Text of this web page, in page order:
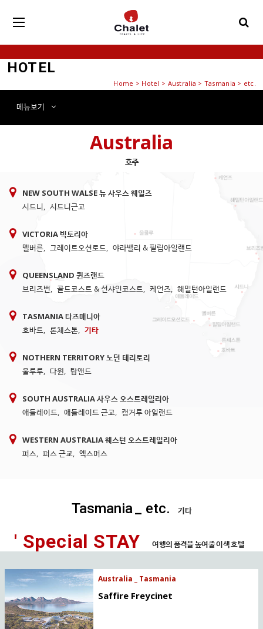
HOTEL
Home > Hotel > Australia > Tasmania > etc.
메뉴보기
호주
Australia
NEW SOUTH WALSE 뉴 사우스 웨일즈
시드니, 시드니근교
VICTORIA 빅토리아
멜버른, 그레이트오션로드, 야라밸리 & 필립아일랜드
QUEENSLAND 퀸즈랜드
브리즈번, 골드코스트 & 선샤인코스트, 케언즈, 해밀턴아일랜드
TASMANIA 타즈매니아
호바트, 론체스톤, 기타
NOTHERN TERRITORY 노던 테리토리
울루루, 다윈, 탑앤드
SOUTH AUSTRALIA 사우스 오스트레일리아
애들레이드, 애들레이드 근교, 캥거루 아일랜드
WESTERN AUSTRALIA 웨스턴 오스트레일리아
퍼스, 퍼스 근교, 엑스머스
Tasmania_ etc. 기타
' Special STAY 여행의 품격을 높여줄 이색 호텔
Australia _ Tasmania
Saffire Freycinet